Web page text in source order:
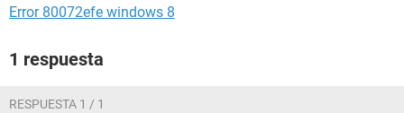
Error 80072efe windows 8
1 respuesta
RESPUESTA 1 / 1